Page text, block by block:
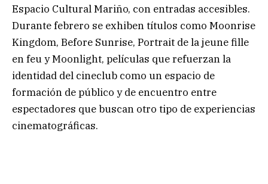
Espacio Cultural Mariño, con entradas accesibles.
Durante febrero se exhiben títulos como Moonrise
Kingdom, Before Sunrise, Portrait de la jeune fille
en feu y Moonlight, películas que refuerzan la
identidad del cineclub como un espacio de
formación de público y de encuentro entre
espectadores que buscan otro tipo de experiencias
cinematográficas.